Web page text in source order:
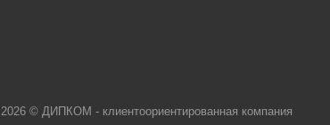
2026 © ДИПКОМ - клиентоориентированная компания